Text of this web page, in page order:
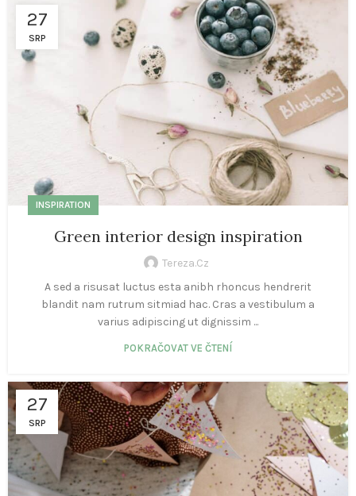
27
SRP
INSPIRATION
Green interior design inspiration
Tereza.cz
A sed a risusat luctus esta anibh rhoncus hendrerit
blandit nam rutrum sitmiad hac. Cras a vestibulum a
varius adipiscing ut dignissim ...
POKRAČOVAT VE ČTENÍ
27
SRP